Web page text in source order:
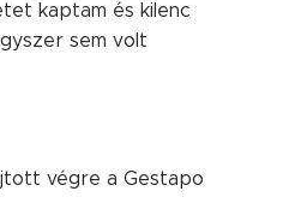
kaptam és kilenc
sem volt
végre a Gestapo